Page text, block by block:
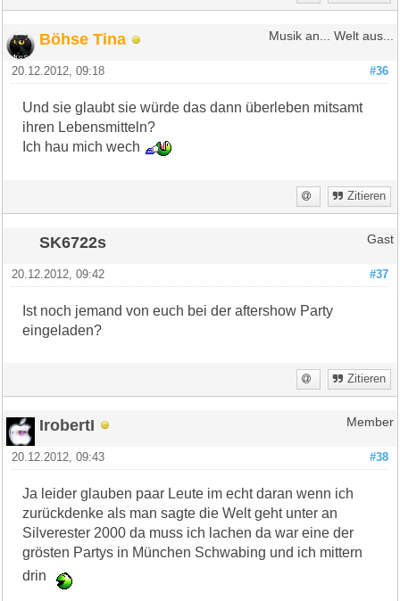
Böhse Tina Musik an... Welt aus...
#36
20.12.2012, 09:18
Und sie glaubt sie würde das dann überleben mitsamt
ihren Lebensmitteln?
Ich hau mich wech
Zitieren
SK6722s Gast
#37
20.12.2012, 09:42
Ist noch jemand von euch bei der aftershow Party
eingeladen?
Zitieren
IrobertI Member
#38
20.12.2012, 09:43
Ja leider glauben paar Leute im echt daran wenn ich
zurückdenke als man sagte die Welt geht unter an
Silverester 2000 da muss ich lachen da war eine der
grösten Partys in München Schwabing und ich mittern
drin